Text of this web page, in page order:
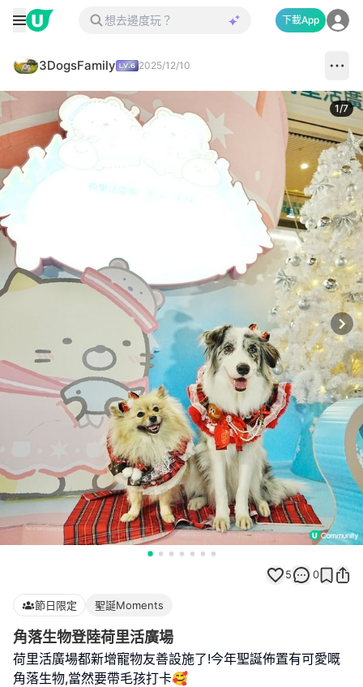
下載App
3DogsFamily 2025/12/10
1/7
5 0
節日限定 聖誕Moments
角落生物登陸荷里活廣場
荷里活廣場都新增寵物友善設施了!今年聖誕佈置有可愛嘅
角落生物,當然要帶毛孩打卡🥰